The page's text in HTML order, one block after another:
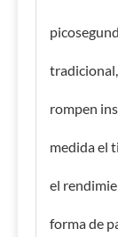
rompen
medida el
el
forma de